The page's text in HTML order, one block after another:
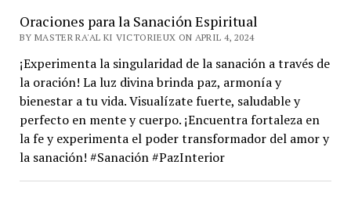
Oraciones para la Sanación Espiritual
BY MASTER RA'AL KI VICTORIEUX ON APRIL 4, 2024
¡Experimenta la singularidad de la sanación a través de
la oración! La luz divina brinda paz, armonía y
bienestar a tu vida. Visualízate fuerte, saludable y
perfecto en mente y cuerpo. ¡Encuentra fortaleza en
la fe y experimenta el poder transformador del amor y
la sanación! #Sanación #PazInterior